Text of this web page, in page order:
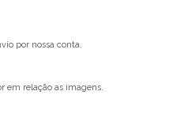
por nossa conta.
em relação as imagens.